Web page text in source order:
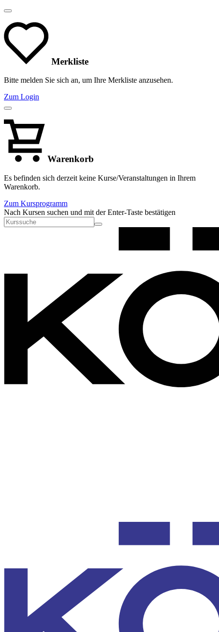
Merkliste
Bitte melden Sie sich an, um Ihre Merkliste anzusehen.
Zum Login
Warenkorb
Es befinden sich derzeit keine Kurse/Veranstaltungen in Ihrem
Warenkorb.
Zum Kursprogramm
Nach Kursen suchen und mit der Enter-Taste bestätigen